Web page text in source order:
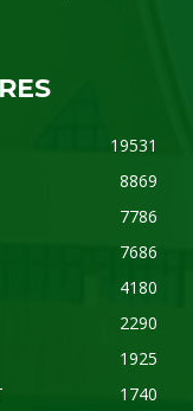
19531
8869
7786
7686
4180
2290
1925
1740